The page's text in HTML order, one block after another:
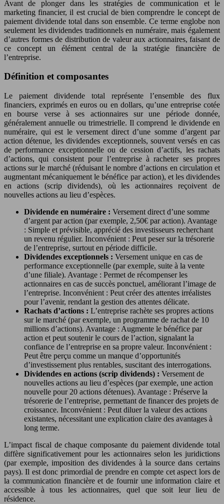
Avant de plonger dans les stratégies de communication et le
marketing financier, il est crucial de bien comprendre le concept de
paiement dividende total dans son ensemble. Ce terme englobe non
seulement les dividendes traditionnels en numéraire, mais également
d’autres formes de distribution de valeur aux actionnaires, faisant de
ce concept un élément central de la stratégie financière de
l’entreprise.
Définition et composantes
Le paiement dividende total représente l’ensemble des flux
financiers, exprimés en euros ou en dollars, qu’une entreprise cotée
en bourse verse à ses actionnaires sur une période donnée,
généralement annuelle ou trimestrielle. Il comprend le dividende en
numéraire, qui est le versement direct d’une somme d’argent par
action détenue, les dividendes exceptionnels, souvent versés en cas
de performance exceptionnelle ou de cession d’actifs, les rachats
d’actions, qui consistent pour l’entreprise à racheter ses propres
actions sur le marché (réduisant le nombre d’actions en circulation et
augmentant mécaniquement le bénéfice par action), et les dividendes
en actions (scrip dividends), où les actionnaires reçoivent de
nouvelles actions au lieu d’espèces.
Dividende en numéraire : Versement direct d’une somme
d’argent par action (par exemple, 2,50€ par action). Avantage
: Simple et prévisible, apprécié des investisseurs recherchant
un revenu régulier. Inconvénient : Peut peser sur la trésorerie
de l’entreprise, surtout en période difficile.
Dividendes exceptionnels : Versement unique en cas de
performance exceptionnelle (par exemple, suite à la vente
d’une filiale). Avantage : Permet de récompenser les
actionnaires en cas de succès ponctuel, améliorant l’image de
l’entreprise. Inconvénient : Peut créer des attentes irréalistes
pour l’avenir, rendant la gestion des attentes délicate.
Rachats d’actions : L’entreprise rachète ses propres actions
sur le marché (par exemple, un programme de rachat de 10
millions d’actions). Avantage : Augmente le bénéfice par
action et peut soutenir le cours de l’action, signalant la
confiance de l’entreprise en sa propre valeur. Inconvénient :
Peut être perçu comme un manque d’opportunités
d’investissement plus rentables, suscitant des interrogations.
Dividendes en actions (scrip dividends) : Versement de
nouvelles actions au lieu d’espèces (par exemple, une action
nouvelle pour 20 actions détenues). Avantage : Préserve la
trésorerie de l’entreprise, permettant de financer des projets de
croissance. Inconvénient : Peut diluer la valeur des actions
existantes, nécessitant une explication claire des avantages à
long terme.
L’impact fiscal de chaque composante du paiement dividende total
diffère significativement pour les actionnaires selon les juridictions
(par exemple, imposition des dividendes à la source dans certains
pays). Il est donc primordial de prendre en compte cet aspect lors de
la communication financière et de fournir une information claire et
accessible à tous les actionnaires, quel que soit leur lieu de
résidence.